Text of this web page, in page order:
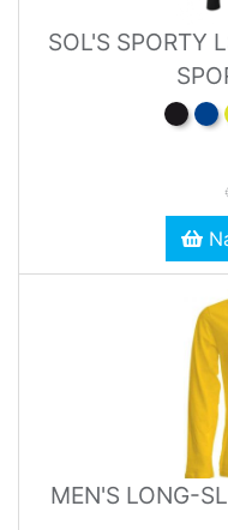
SOL'S SPORTY
MEN'S LONG-